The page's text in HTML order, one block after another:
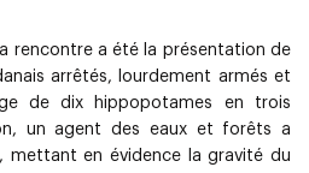
rencontre a été la présentation de
arrêtés, lourdement armés et
de dix hippopotames en trois
un agent des eaux et forêts a
mettant en évidence la gravité du